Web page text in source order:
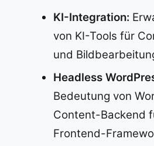
KI-Integration:
von KI-Tools für
und
Headless
Bedeutung von
Content-Backend
Frontend-